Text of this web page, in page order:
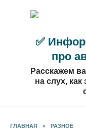
✅
про
Расскажем
на слух,
ГЛАВНАЯ » РАЗНОЕ